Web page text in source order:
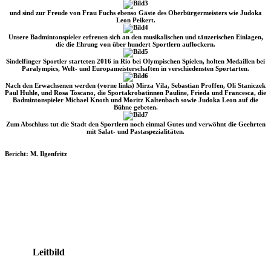
und sind zur Freude von Frau Fuchs ebenso Gäste des Oberbürgermeisters wie Judoka
Leon Peikert.
Unsere Badmintonspieler erfreuen sich an den musikalischen und tänzerischen Einlagen,
die die Ehrung von über hundert Sportlern auflockern.
Sindelfinger Sportler starteten 2016 in Rio bei Olympischen Spielen, holten Medaillen bei
Paralympics, Welt- und Europameisterschaften in verschiedensten Sportarten.
Nach den Erwachsenen werden (vorne links) Mirza Vila, Sebastian Proffen, Oli Staniczek
Paul Huhle, und Rosa Toscano, die Sportakrobatinnen Pauline, Frieda und Francesca, die
Badmintonspieler Michael Knoth und Moritz Kaltenbach sowie Judoka Leon auf die
Bühne gebeten.
Zum Abschluss tut die Stadt den Sportlern noch einmal Gutes und verwöhnt die Geehrten
mit Salat- und Pastaspezialitäten.
Bericht: M. Ilgenfritz
Leitbild